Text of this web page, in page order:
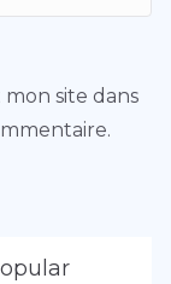
site dans